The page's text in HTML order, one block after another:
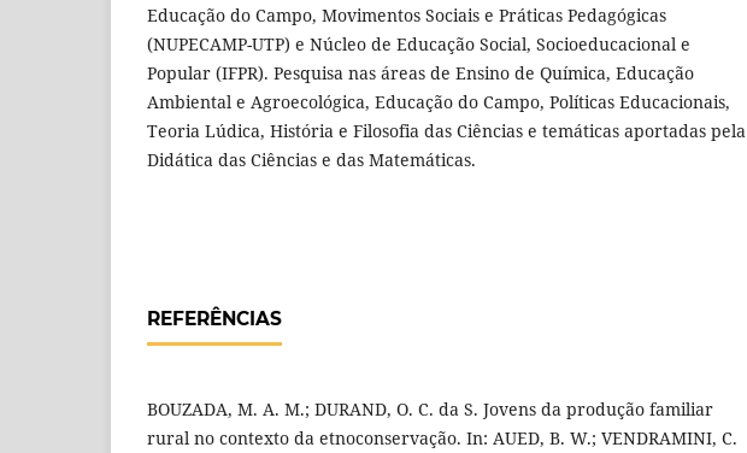
Educação do Campo, Movimentos Sociais e Práticas Pedagógicas
(NUPECAMP-UTP) e Núcleo de Educação Social, Socioeducacional e
Popular (IFPR). Pesquisa nas áreas de Ensino de Química, Educação
Ambiental e Agroecológica, Educação do Campo, Políticas Educacionais,
Teoria Lúdica, História e Filosofia das Ciências e temáticas aportadas pela
Didática das Ciências e das Matemáticas.
REFERÊNCIAS
BOUZADA, M. A. M.; DURAND, O. C. da S. Jovens da produção familiar
rural no contexto da etnoconservação. In: AUED, B. W.; VENDRAMINI, C.